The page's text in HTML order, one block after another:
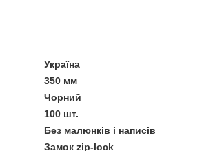
Україна
350 мм
Чорний
100 шт.
Без малюнків і написів
Замок zip-lock